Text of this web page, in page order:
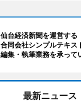
仙台経済新聞を運営する
合同会社シンプルテキス
編集・執筆業務を承って
最新ニュース